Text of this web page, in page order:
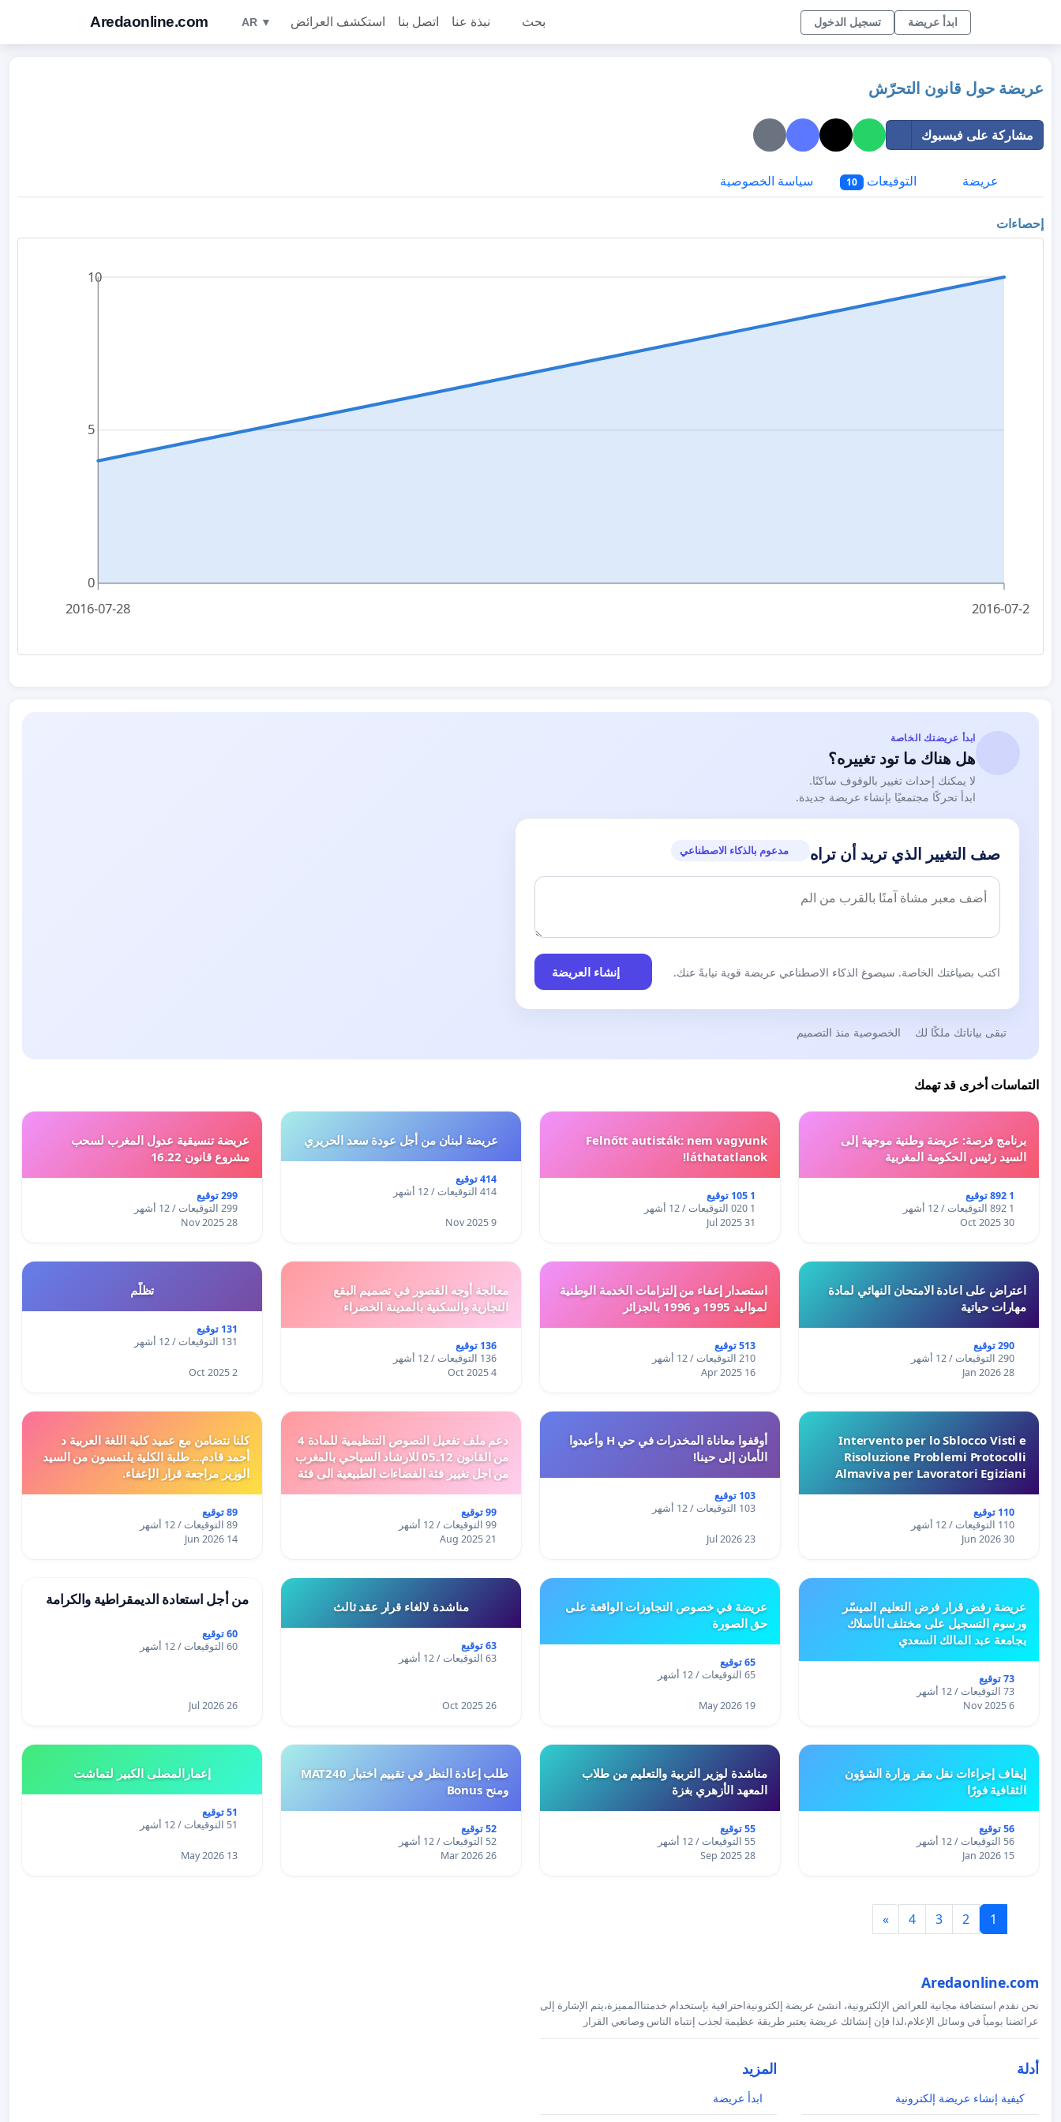
Aredaonline.com AR ▼ استكشف العرائض اتصل بنا نبذة عنا بحث تسجيل الدخول ابدأ عريضة
عريضة حول قانون التحرّش
مشاركة على فيسبوك
عريضة التوقيعات 10 سياسة الخصوصية
إحصاءات
0
5
10
2016-07-28 2016-07-29
ابدأ عريضتك الخاصة
هل هناك ما تود تغييره؟
لا يمكنك إحداث تغيير بالوقوف ساكنًا.
ابدأ تحركًا مجتمعيًا بإنشاء عريضة جديدة.
صف التغيير الذي تريد أن تراه مدعوم بالذكاء الاصطناعي
اكتب بصياغتك الخاصة. سيصوغ الذكاء الاصطناعي عريضة قوية نيابةً عنك. إنشاء العريضة
تبقى بياناتك ملكًا لك الخصوصية منذ التصميم
التماسات أخرى قد تهمك
برنامج فرصة: عريضة وطنية موجهة إلى
السيد رئيس الحكومة المغربية
1 892 توقيع
1 892 التوقيعات / 12 أشهر
30 Oct 2025
Felnőtt autisták: nem vagyunk
láthatatlanok!
1 105 توقيع
1 020 التوقيعات / 12 أشهر
31 Jul 2025
عريضة لبنان من أجل عودة سعد الحريري
414 توقيع
414 التوقيعات / 12 أشهر
9 Nov 2025
عريضة تنسيقية عدول المغرب لسحب
مشروع قانون 16.22
299 توقيع
299 التوقيعات / 12 أشهر
28 Nov 2025
اعتراض على اعادة الامتحان النهائي لمادة
مهارات حياتية
290 توقيع
290 التوقيعات / 12 أشهر
28 Jan 2026
استصدار إعفاء من إلتزامات الخدمة الوطنية
لمواليد 1995 و 1996 بالجزائر
513 توقيع
210 التوقيعات / 12 أشهر
16 Apr 2025
معالجة أوجه القصور في تصميم البقع
التجارية والسكنية بالمدينة الخضراء
136 توقيع
136 التوقيعات / 12 أشهر
4 Oct 2025
تظلّم
131 توقيع
131 التوقيعات / 12 أشهر
2 Oct 2025
Intervento per lo Sblocco Visti e
Risoluzione Problemi Protocolli
Almaviva per Lavoratori Egiziani
110 توقيع
110 التوقيعات / 12 أشهر
30 Jun 2026
أوقفوا معاناة المخدرات في حي H وأعيدوا
الأمان إلى حينا!
103 توقيع
103 التوقيعات / 12 أشهر
23 Jul 2026
دعم ملف تفعيل النصوص التنظيمية للمادة 4
من القانون 12ـ05 للارشاد السياحي بالمغرب
من اجل تغيير فئة الفضاءات الطبيعية الى فئة
99 توقيع
99 التوقيعات / 12 أشهر
21 Aug 2025
كلنا نتضامن مع عميد كلية اللغة العربية د
أحمد قادم... طلبة الكلية يلتمسون من السيد
الوزير مراجعة قرار الإعفاء.
89 توقيع
89 التوقيعات / 12 أشهر
14 Jun 2026
عريضة رفض قرار فرض التعليم الميسّر
ورسوم التسجيل على مختلف الأسلاك
بجامعة عبد المالك السعدي
73 توقيع
73 التوقيعات / 12 أشهر
6 Nov 2025
عريضة في خصوص التجاوزات الواقعة على
حق الصورة
65 توقيع
65 التوقيعات / 12 أشهر
19 May 2026
مناشدة لالغاء قرار عقد ثالث
63 توقيع
63 التوقيعات / 12 أشهر
26 Oct 2025
من أجل استعادة الديمقراطية والكرامة
60 توقيع
60 التوقيعات / 12 أشهر
26 Jul 2026
إيقاف إجراءات نقل مقر وزارة الشؤون
الثقافية فورًا
56 توقيع
56 التوقيعات / 12 أشهر
15 Jan 2026
مناشدة لوزير التربية والتعليم من طلاب
المعهد الأزهري بغزة
55 توقيع
55 التوقيعات / 12 أشهر
28 Sep 2025
طلب إعادة النظر في تقييم اختبار MAT240
ومنح Bonus
52 توقيع
52 التوقيعات / 12 أشهر
26 Mar 2026
إعمارالمصلى الكبير لتماشت
51 توقيع
51 التوقيعات / 12 أشهر
13 May 2026
1
2
3
4
»
Aredaonline.com
نحن نقدم استضافة مجانية للعرائض الإلكترونية، انشئ عريضة إلكترونيةاحترافية بإستخدام خدمتناالمميزة،يتم الإشارة إلى
عرائضنا يومياً في وسائل الإعلام،لذا فإن إنشائك عريضة يعتبر طريقة عظيمة لجذب إنتباه الناس وصانعي القرار
أدلة
كيفية إنشاء عريضة إلكترونية
المزيد
ابدأ عريضة